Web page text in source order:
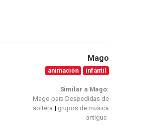
Mago
animación infantil
Similar a Mago:
Mago para Despedidas de
soltera
grupos de musica
antigua